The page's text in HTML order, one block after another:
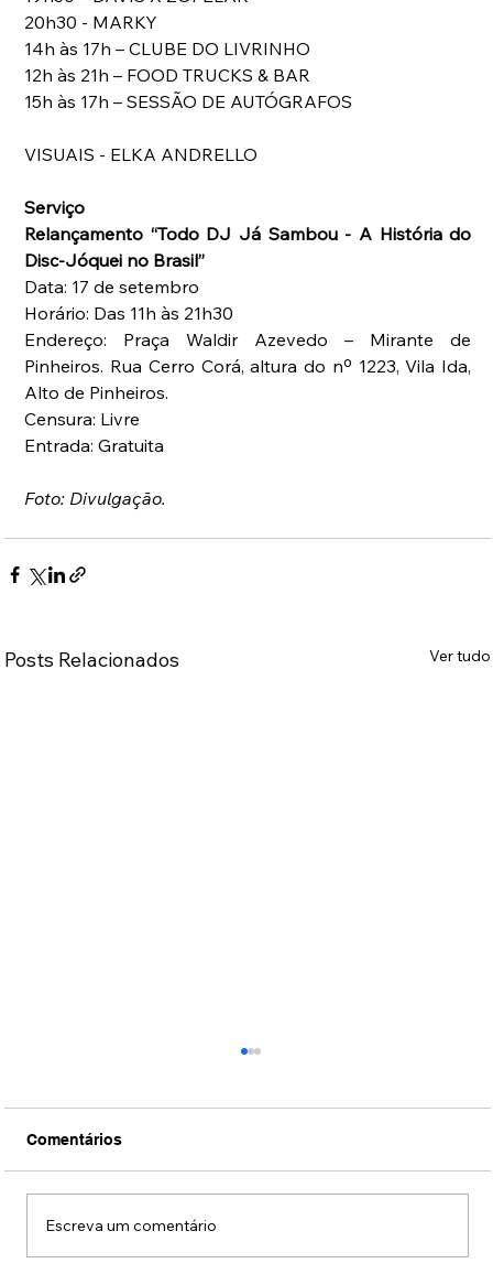
20h30 - MARKY
14h às 17h – CLUBE DO LIVRINHO
12h às 21h – FOOD TRUCKS & BAR
15h às 17h – SESSÃO DE AUTÓGRAFOS
VISUAIS - ELKA ANDRELLO
Serviço
Relançamento “Todo DJ Já Sambou - A História do
Disc-Jóquei no Brasil”
Data: 17 de setembro
Horário: Das 11h às 21h30
Endereço: Praça Waldir Azevedo – Mirante de
Pinheiros. Rua Cerro Corá, altura do nº 1223, Vila Ida,
Alto de Pinheiros.
Censura: Livre
Entrada: Gratuita
Foto: Divulgação.
Posts Relacionados Ver tudo
Comentários
Escreva um comentário